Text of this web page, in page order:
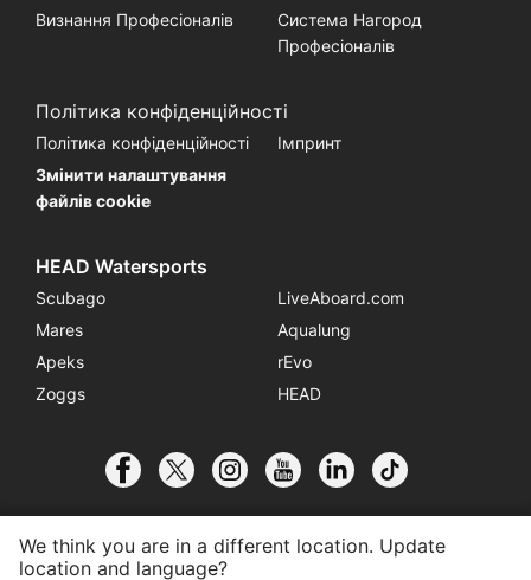
Визнання Професіоналів
Система Нагород
Професіоналів
Політика конфіденційності
Політика конфіденційності
Імпринт
Змінити налаштування
файлів cookie
HEAD Watersports
Scubago
LiveAboard.com
Mares
Aqualung
Apeks
rEvo
Zoggs
HEAD
We think you are in a different location. Update
location and language?